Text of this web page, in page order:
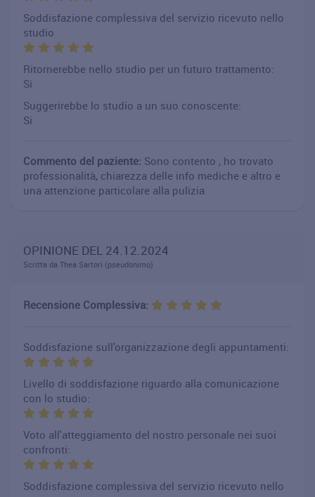
Soddisfazione complessiva del servizio ricevuto nello
studio
Ritornerebbe nello studio per un futuro trattamento:
Si
Suggerirebbe lo studio a un suo conoscente:
Si
Commento del paziente: Sono contento , ho trovato
professionalità, chiarezza delle info mediche e altro e
una attenzione particolare alla pulizia
OPINIONE DEL 24.12.2024
Scritta da Thea Sartori (pseudonimo)
Recensione Complessiva:
Soddisfazione sull'organizzazione degli appuntamenti:
Livello di soddisfazione riguardo alla comunicazione
con lo studio:
Voto all'atteggiamento del nostro personale nei suoi
confronti:
Soddisfazione complessiva del servizio ricevuto nello